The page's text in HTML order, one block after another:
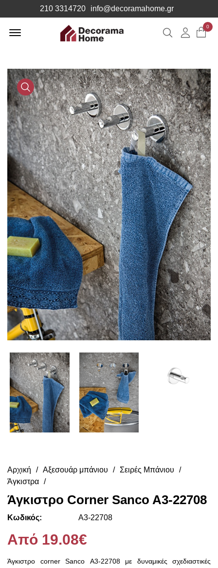
210 3314720 info@decoramahome.gr
Αναζήτηση
0
Media
Gallery
Αρχική Αξεσουάρ μπάνιου
Σειρές Μπάνιου
Άγκιστρα
Άγκιστρο Corner Sanco A3-22708
Κωδικός: A3-22708
Από 19.08€
Άγκιστρο corner Sanco A3-22708 με δυναμικές σχεδιαστικές